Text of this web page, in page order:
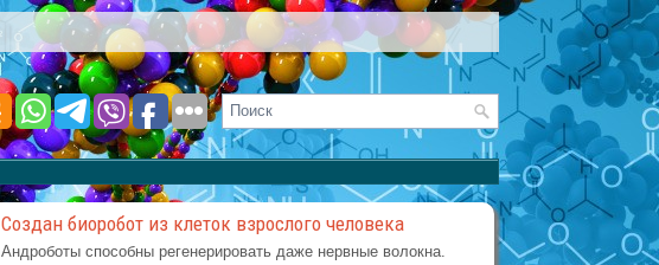
Создан биоробот из клеток взрослого человека
Андроботы способны регенерировать даже нервные волокна.